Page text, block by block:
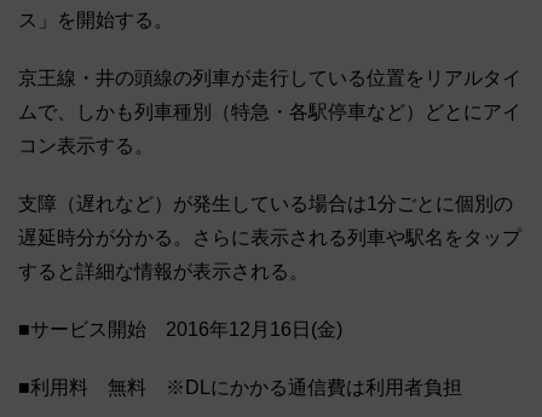
ス」を開始する。
京王線・井の頭線の列車が走行している位置をリアルタイ
ムで、しかも列車種別（特急・各駅停車など）どとにアイ
コン表示する。
支障（遅れなど）が発生している場合は1分ごとに個別の
遅延時分が分かる。さらに表示される列車や駅名をタップ
すると詳細な情報が表示される。
■サービス開始 2016年12月16日(金)
■利用料 無料 ※DLにかかる通信費は利用者負担